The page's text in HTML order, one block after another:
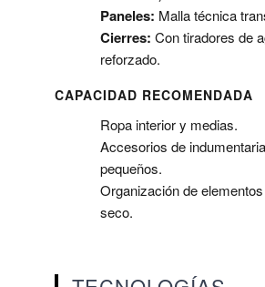
Paneles: Malla técnica
Cierres: Con tiradores de
reforzado.
CAPACIDAD RECOMENDADA
Ropa interior y medias.
Accesorios de indumentaria
pequeños.
Organización de
seco.